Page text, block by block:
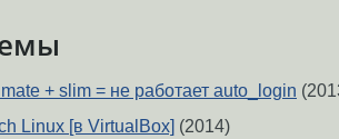
+ slim = не работает auto_login
Linux [в VirtualBox] (2014)